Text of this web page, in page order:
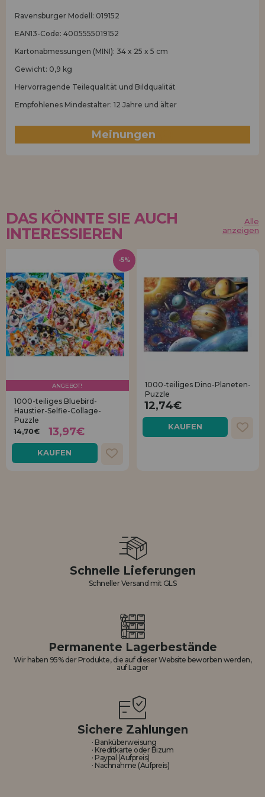
Ravensburger Modell: 019152
EAN13-Code: 4005555019152
Kartonabmessungen (MINI): 34 x 25 x 5 cm
Gewicht: 0,9 kg
Hervorragende Teilequalität und Bildqualität
Empfohlenes Mindestalter: 12 Jahre und älter
Meinungen
DAS KÖNNTE SIE AUCH
INTERESSIEREN
Alle
anzeigen
ANGEBOT!
1000-teiliges Bluebird-
Haustier-Selfie-Collage-
Puzzle
14,70€
13,97€
KAUFEN
-5%
1000-teiliges Dino-Planeten-
Puzzle
12,74€
KAUFEN
Schnelle Lieferungen
Schneller Versand mit GLS
Permanente Lagerbestände
Wir haben 95% der Produkte, die auf dieser Website beworben werden,
auf Lager
Sichere Zahlungen
· Banküberweisung
· Kreditkarte oder Bizum
· Paypal (Aufpreis)
· Nachnahme (Aufpreis)